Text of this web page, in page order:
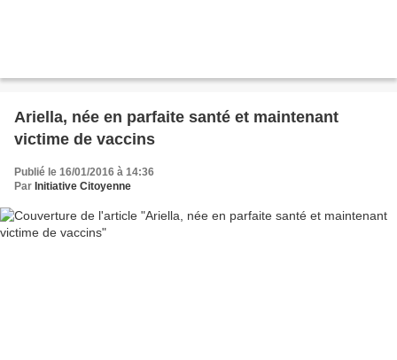
Ariella, née en parfaite santé et maintenant
victime de vaccins
Publié le 16/01/2016 à 14:36
Par Initiative Citoyenne